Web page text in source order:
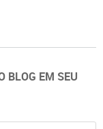
BLOG EM SEU